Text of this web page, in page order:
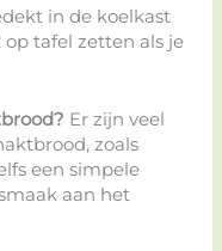
in de koelkast
tafel zetten als je
Er zijn veel
zoals
een simpele
aan het